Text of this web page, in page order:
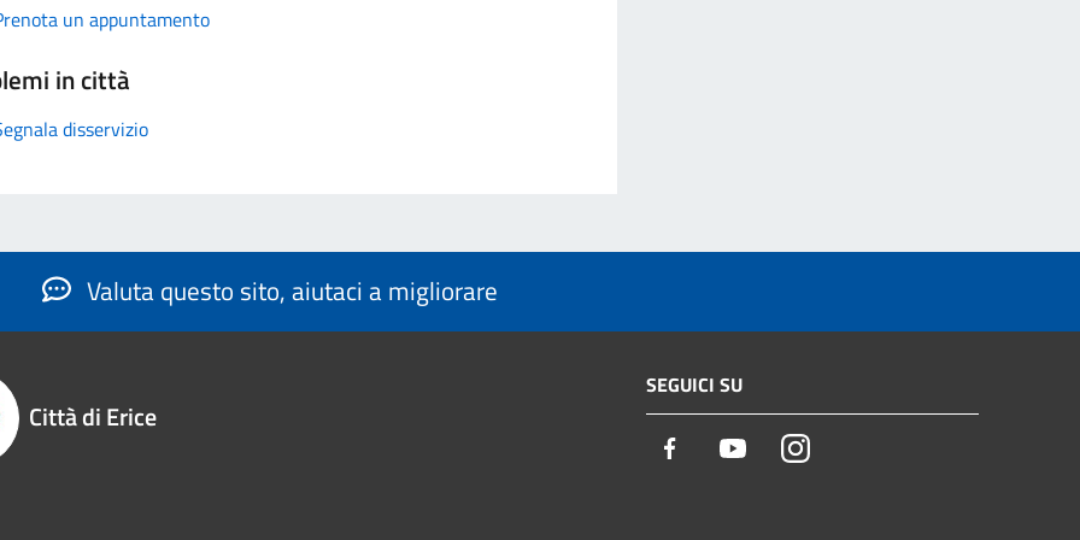
un appuntamento
in città
disservizio
Valuta questo sito, aiutaci a migliorare
Città di Erice
SEGUICI SU
Facebook YoutubeInstagram